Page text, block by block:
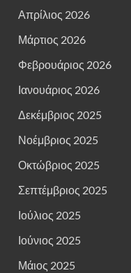
Απρίλιος 2026
Μάρτιος 2026
Φεβρουάριος 2026
Ιανουάριος 2026
Δεκέμβριος 2025
Νοέμβριος 2025
Οκτώβριος 2025
Σεπτέμβριος 2025
Ιούλιος 2025
Ιούνιος 2025
Μάιος 2025